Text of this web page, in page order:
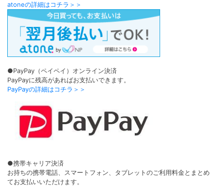
atoneの詳細はコチラ＞＞
●PayPay（ペイペイ）オンライン決済
PayPayに残高があればお支払いできます。
PayPayの詳細はコチラ＞＞
●携帯キャリア決済
お持ちの携帯電話、スマートフォン、タブレットのご利用料金とまとめ
てお支払いいただけます。